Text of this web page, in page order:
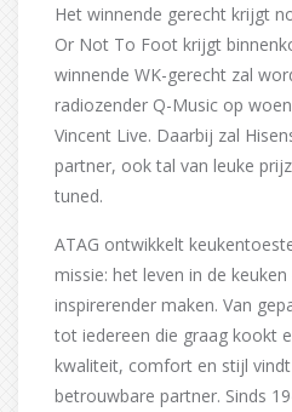
Het winnende gerecht krijgt
Or Not To Foot krijgt
winnende WK-gerecht zal
radiozender Q-Music op
Vincent Live. Daarbij zal
partner, ook tal van leuke
tuned.
ATAG ontwikkelt
missie: het leven in de
inspirerender maken. Van
tot iedereen die graag kookt
kwaliteit, comfort en stijl vindt
betrouwbare partner. Sinds